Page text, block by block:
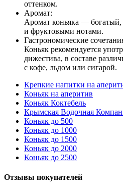
оттенком.
Аромат:
Аромат коньяка —
и фруктовыми нотами.
Гастрономические
Коньяк рекомендуется
дижестива, в составе
с кофе, льдом или сигарой.
Крепкие напитки на
Коньяк на аперитив
Коньяк Коктебель
Крымская Водочная
Коньяк до 500
Коньяк до 1000
Коньяк до 1500
Коньяк до 2000
Коньяк до 2500
Отзывы покупателей